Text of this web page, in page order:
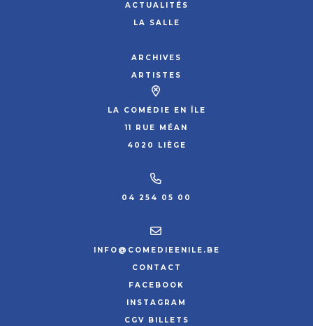
ACTUALITÉS
LA SALLE
ARCHIVES
ARTISTES
LA COMÉDIE EN ÎLE
11 RUE MÉAN
4020 LIÈGE
04 254 05 00
INFO@COMEDIEENILE.BE
CONTACT
FACEBOOK
INSTAGRAM
CGV BILLETS